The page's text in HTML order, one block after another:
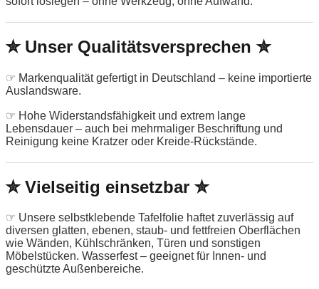
✮ Unser Qualitätsversprechen ✮
☞ Markenqualität gefertigt in Deutschland – keine importierte
Auslandsware.
☞ Hohe Widerstandsfähigkeit und extrem lange
Lebensdauer – auch bei mehrmaliger Beschriftung und
Reinigung keine Kratzer oder Kreide-Rückstände.
✮ Vielseitig einsetzbar ✮
☞ Unsere selbstklebende Tafelfolie haftet zuverlässig auf
diversen glatten, ebenen, staub- und fettfreien Oberflächen
wie Wänden, Kühlschränken, Türen und sonstigen
Möbelstücken. Wasserfest – geeignet für Innen- und
geschützte Außenbereiche.